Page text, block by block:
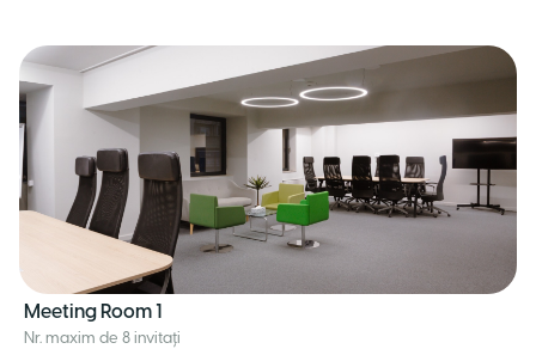
Meeting Room 1
Nr. maxim de 8 invitați